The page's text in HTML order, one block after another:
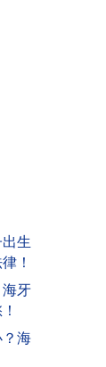
生
！
牙
海